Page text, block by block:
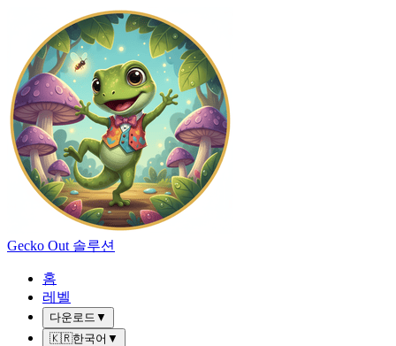
Gecko Out 솔루션
홈
레벨
다운로드 ▼
🇰🇷한국어 ▼